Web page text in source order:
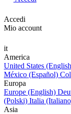
Accedi
Mio account
it
America
United States
México (Español)
Europa
Europe (English)
(Polski) Italia
Asia